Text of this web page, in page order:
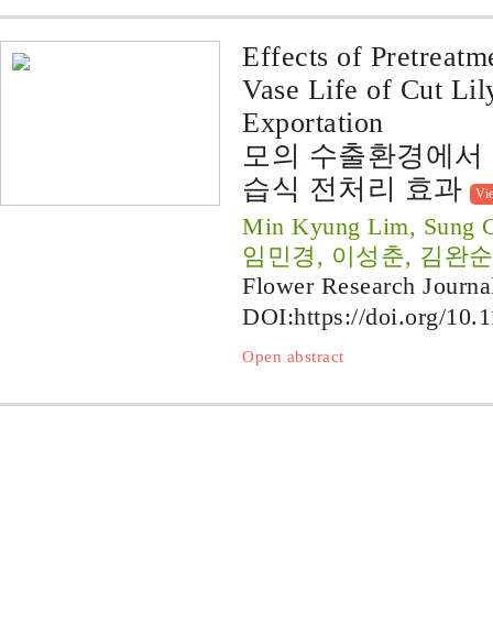
Effects of
Vase Life of Cut
Exportation
모의 수출환경에
습식 전처리 효과
Min Kyung Lim, Sung
임민경, 이성춘, 김완순
Flower Research
DOI:https://doi.org/
Open abstract